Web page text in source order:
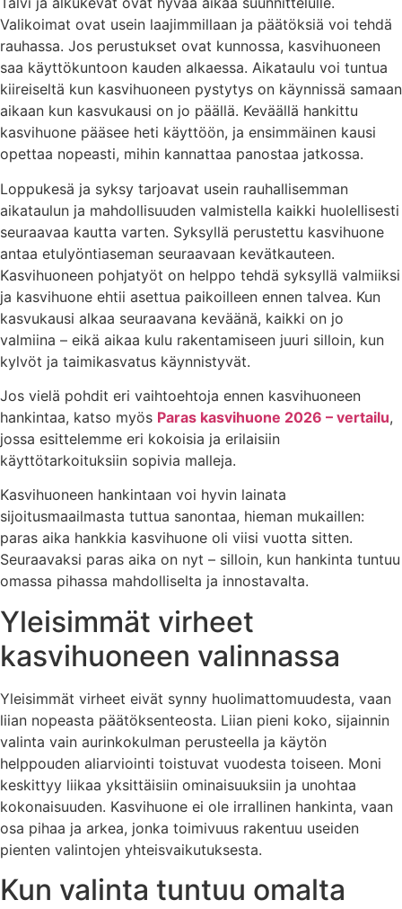
Valikoimat ovat usein laajimmillaan ja päätöksiä voi tehdä
rauhassa. Jos perustukset ovat kunnossa, kasvihuoneen
saa käyttökuntoon kauden alkaessa. Aikataulu voi tuntua
kiireiseltä kun kasvihuoneen pystytys on käynnissä samaan
aikaan kun kasvukausi on jo päällä. Keväällä hankittu
kasvihuone pääsee heti käyttöön, ja ensimmäinen kausi
opettaa nopeasti, mihin kannattaa panostaa jatkossa.
Loppukesä ja syksy tarjoavat usein rauhallisemman
aikataulun ja mahdollisuuden valmistella kaikki huolellisesti
seuraavaa kautta varten. Syksyllä perustettu kasvihuone
antaa etulyöntiaseman seuraavaan kevätkauteen.
Kasvihuoneen pohjatyöt on helppo tehdä syksyllä valmiiksi
ja kasvihuone ehtii asettua paikoilleen ennen talvea. Kun
kasvukausi alkaa seuraavana keväänä, kaikki on jo
valmiina – eikä aikaa kulu rakentamiseen juuri silloin, kun
kylvöt ja taimikasvatus käynnistyvät.
Jos vielä pohdit eri vaihtoehtoja ennen kasvihuoneen
hankintaa, katso myös Paras kasvihuone 2026 – vertailu,
jossa esittelemme eri kokoisia ja erilaisiin
käyttötarkoituksiin sopivia malleja.
Kasvihuoneen hankintaan voi hyvin lainata
sijoitusmaailmasta tuttua sanontaa, hieman mukaillen:
paras aika hankkia kasvihuone oli viisi vuotta sitten.
Seuraavaksi paras aika on nyt – silloin, kun hankinta tuntuu
omassa pihassa mahdolliselta ja innostavalta.
Yleisimmät virheet
kasvihuoneen valinnassa
Yleisimmät virheet eivät synny huolimattomuudesta, vaan
liian nopeasta päätöksenteosta. Liian pieni koko, sijainnin
valinta vain aurinkokulman perusteella ja käytön
helppouden aliarviointi toistuvat vuodesta toiseen. Moni
keskittyy liikaa yksittäisiin ominaisuuksiin ja unohtaa
kokonaisuuden. Kasvihuone ei ole irrallinen hankinta, vaan
osa pihaa ja arkea, jonka toimivuus rakentuu useiden
pienten valintojen yhteisvaikutuksesta.
Kun valinta tuntuu omalta